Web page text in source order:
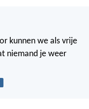
kunnen we als vrije
niemand je weer